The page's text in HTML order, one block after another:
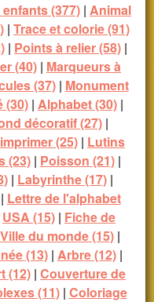
(377) | Animal
| Trace et colorie (91)
| Points à relier (58) |
(40) | Marqueurs à
(37)| Monument
(30)| Alphabet (30)|
décoratif (27)|
(25) | Lutins
(23)| Poisson (21)|
| Labyrinthe (17) |
Lettre de l'alphabet
USA (15) | Fiche de
Ville du monde (15)|
(13) | Arbre (12) |
(12) | Couverture de
(11)| Coloriage